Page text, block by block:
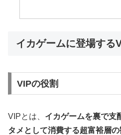
イカゲームに登場する
VIPの役割
VIPとは、 イカゲームを裏で支
タメとして消費する超富裕層